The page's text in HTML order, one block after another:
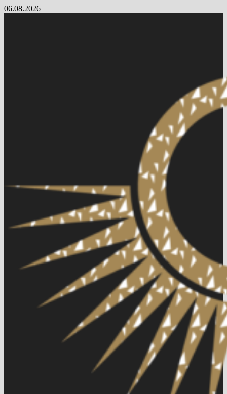
Skip
06.08.2026